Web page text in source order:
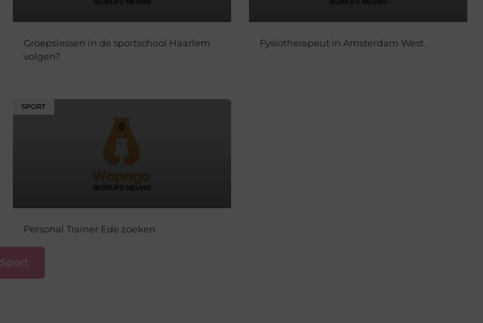
Groepslessen in de sportschool Haarlem
volgen?
Fysiotherapeut in Amsterdam West.
SPORT
Personal Trainer Ede zoeken
Sport